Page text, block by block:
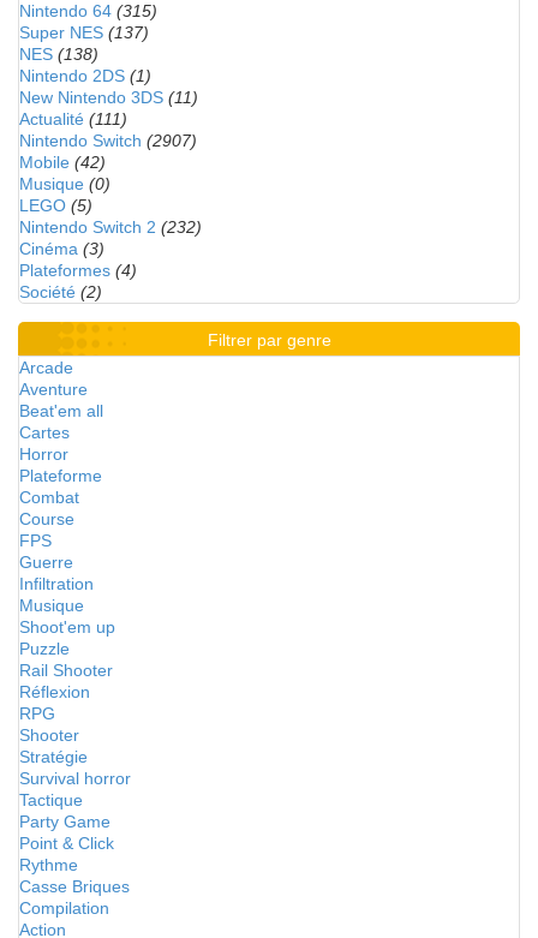
Nintendo 64 (315)
Super NES (137)
NES (138)
Nintendo 2DS (1)
New Nintendo 3DS (11)
Actualité (111)
Nintendo Switch (2907)
Mobile (42)
Musique (0)
LEGO (5)
Nintendo Switch 2 (232)
Cinéma (3)
Plateformes (4)
Société (2)
Filtrer par genre
Arcade
Aventure
Beat'em all
Cartes
Horror
Plateforme
Combat
Course
FPS
Guerre
Infiltration
Musique
Shoot'em up
Puzzle
Rail Shooter
Réflexion
RPG
Shooter
Stratégie
Survival horror
Tactique
Party Game
Point & Click
Rythme
Casse Briques
Compilation
Action